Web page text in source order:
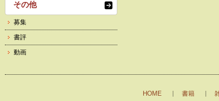
その他
募集
書評
動画
HOME 書籍